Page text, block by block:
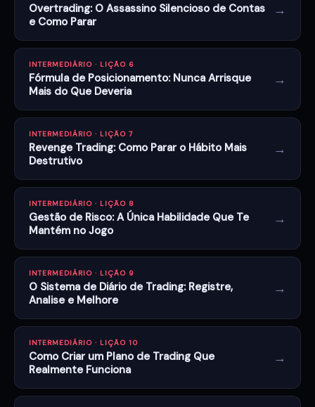
Overtrading: O Assassino Silencioso de Contas
e Como Parar
→
INTERMEDIÁRIO · LIÇÃO 6
Fórmula de Posicionamento: Nunca Arrisque
Mais do Que Deveria
→
INTERMEDIÁRIO · LIÇÃO 7
Revenge Trading: Como Parar o Hábito Mais
Destrutivo
→
INTERMEDIÁRIO · LIÇÃO 8
Gestão de Risco: A Única Habilidade Que Te
Mantém no Jogo
→
INTERMEDIÁRIO · LIÇÃO 9
O Sistema de Diário de Trading: Registre,
Analise e Melhore
→
INTERMEDIÁRIO · LIÇÃO 10
Como Criar um Plano de Trading Que
Realmente Funciona
→